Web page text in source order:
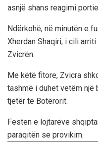
asnjë shans reagimi
Ndërkohë, në minutën e
Xherdan Shaqiri, i cili
Zvicrën.
Me këtë fitore, Zvicra
tashmë i duhet vetëm një
tjetër të Botërorit.
Festen e lojtarëve
paraqitën se provikim.